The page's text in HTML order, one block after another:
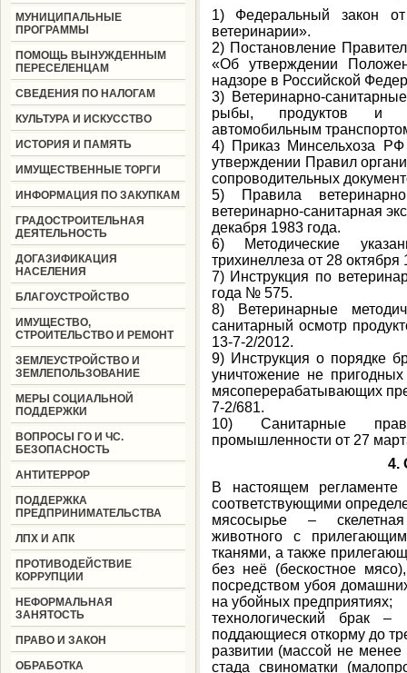
МУНИЦИПАЛЬНЫЕ
ПРОГРАММЫ
ПОМОЩЬ ВЫНУЖДЕННЫМ
ПЕРЕСЕЛЕНЦАМ
СВЕДЕНИЯ ПО НАЛОГАМ
КУЛЬТУРА И ИСКУССТВО
ИСТОРИЯ И ПАМЯТЬ
ИМУЩЕСТВЕННЫЕ ТОРГИ
ИНФОРМАЦИЯ ПО ЗАКУПКАМ
ГРАДОСТРОИТЕЛЬНАЯ
ДЕЯТЕЛЬНОСТЬ
ДОГАЗИФИКАЦИЯ
НАСЕЛЕНИЯ
БЛАГОУСТРОЙСТВО
ИМУЩЕСТВО,
СТРОИТЕЛЬСТВО И РЕМОНТ
ЗЕМЛЕУСТРОЙСТВО И
ЗЕМЛЕПОЛЬЗОВАНИЕ
МЕРЫ СОЦИАЛЬНОЙ
ПОДДЕРЖКИ
ВОПРОСЫ ГО И ЧС.
БЕЗОПАСНОСТЬ
АНТИТЕРРОР
ПОДДЕРЖКА
ПРЕДПРИНИМАТЕЛЬСТВА
ЛПХ И АПК
ПРОТИВОДЕЙСТВИЕ
КОРРУПЦИИ
НЕФОРМАЛЬНАЯ
ЗАНЯТОСТЬ
ПРАВО И ЗАКОН
ОБРАБОТКА
1) Федеральный закон
ветеринарии».
2) Постановление
«Об утверждении
надзоре в Российской
3) Ветеринарно-
рыбы, продуктов и
автомобильным
4) Приказ Минсельхоза
утверждении Правил
сопроводительных
5) Правила
ветеринарно-санитарная
декабря 1983 года.
6) Методические
трихинеллеза от 28
7) Инструкция по
года № 575.
8) Ветеринарные
санитарный осмотр
13-7-2/2012.
9) Инструкция о порядке
уничтожение не
мясоперерабатывающих
7-2/681.
10) Санитарные
промышленности от 27
4.
В настоящем
соответствующими
мясосырье – скелетная
животного с
тканями, а также
без неё (бескостное
посредством убоя
на убойных предприятиях;
технологический брак
поддающиеся откорму до
развитии (массой не
стада свиноматки